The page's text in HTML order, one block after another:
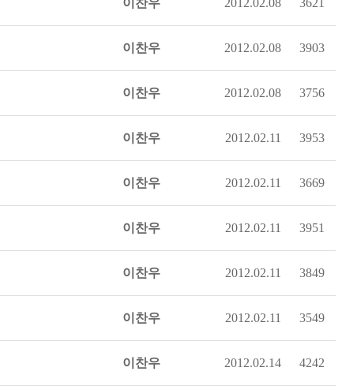
이찬우 2012.02.08 3621
이찬우 2012.02.08 3903
이찬우 2012.02.08 3756
이찬우 2012.02.11 3953
이찬우 2012.02.11 3669
이찬우 2012.02.11 3951
이찬우 2012.02.11 3849
이찬우 2012.02.11 3549
이찬우 2012.02.14 4242